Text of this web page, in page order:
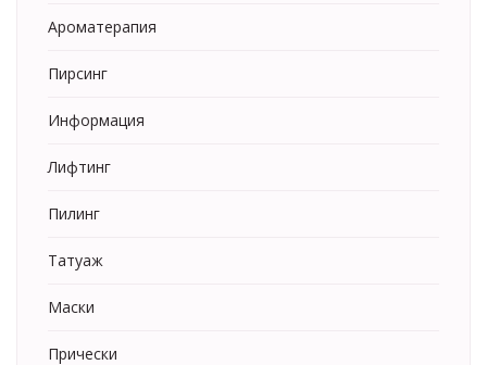
Ароматерапия
Пирсинг
Информация
Лифтинг
Пилинг
Татуаж
Маски
Прически